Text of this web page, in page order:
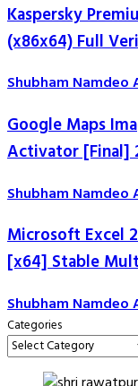
Kaspersky
(x86x64) Full
Shubham Namdeo
Google Maps
Activator [Final]
Shubham Namdeo
Microsoft Excel
[x64] Stable
Shubham Namdeo
Categories